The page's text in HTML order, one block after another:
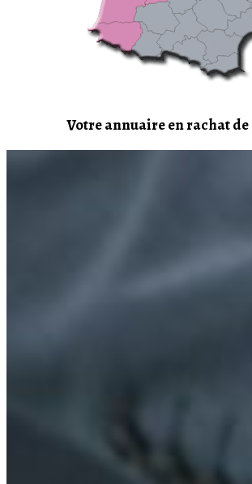
Votre annuaire en rachat